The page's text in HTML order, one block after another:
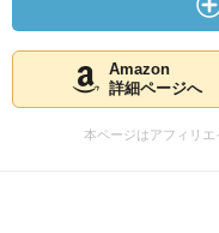
Amazon
詳細ページへ
本ページはアフィリ